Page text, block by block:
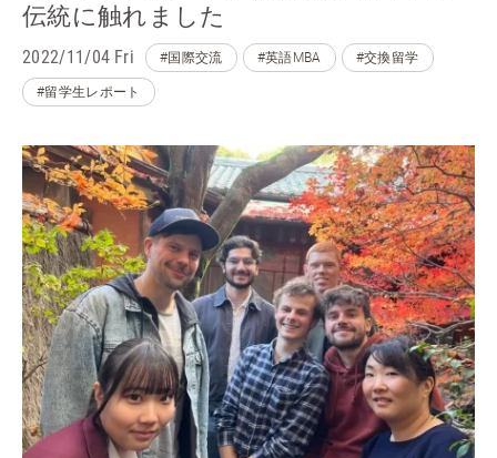
伝統に触れました
2022/11/04 Fri #国際交流 #英語MBA #交換留学
#留学生レポート